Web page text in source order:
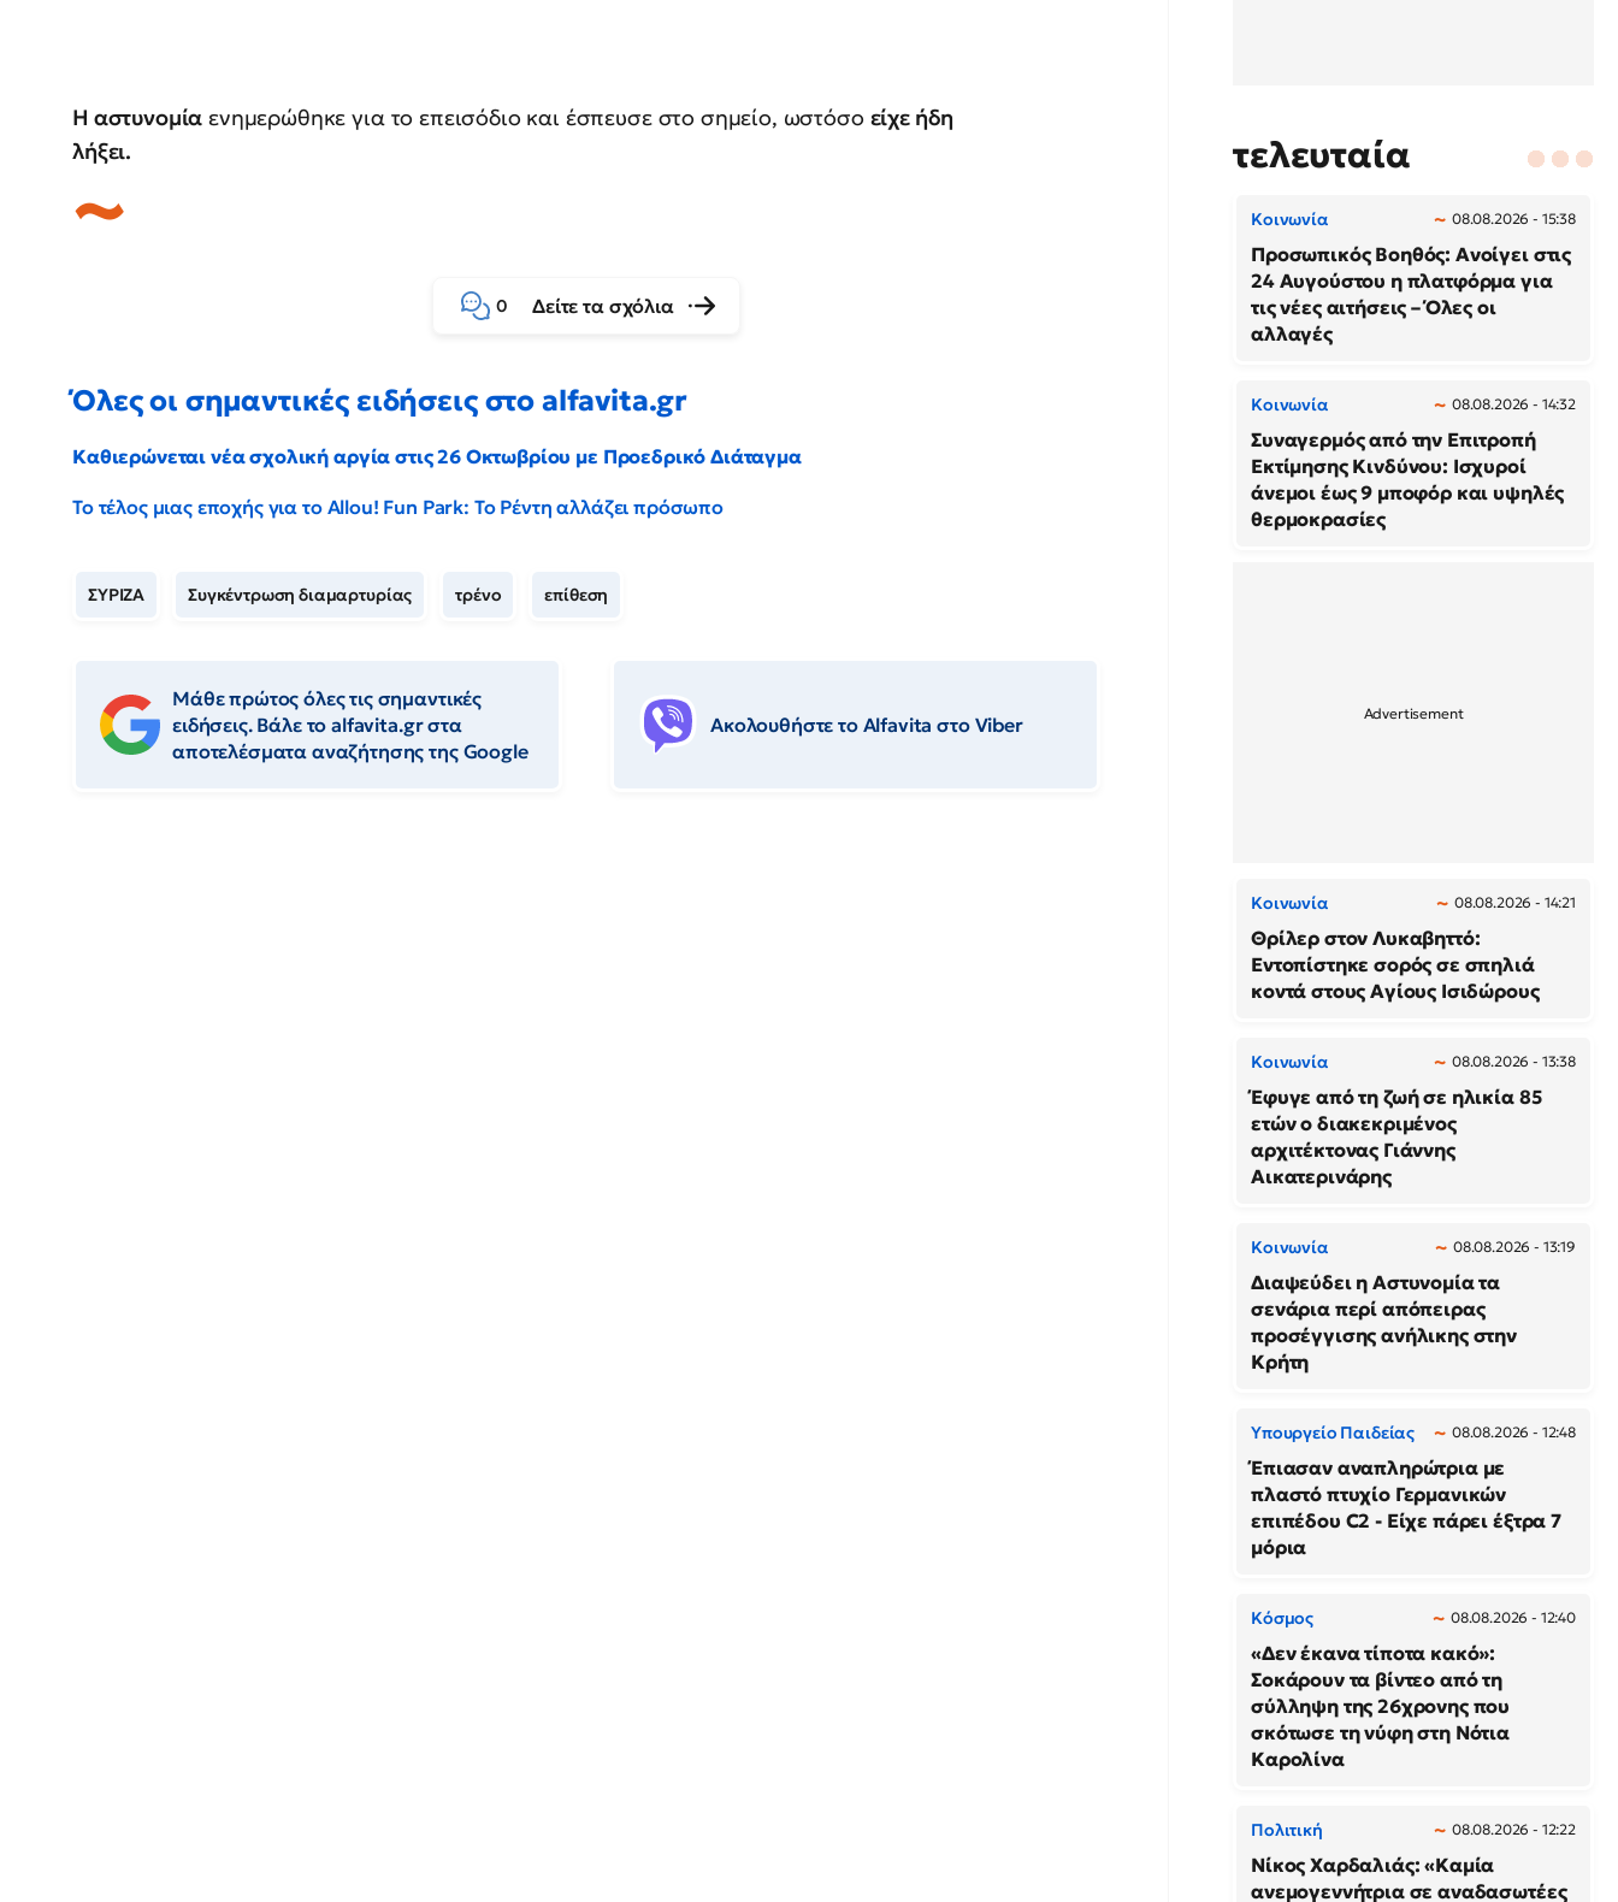
Η αστυνομία ενημερώθηκε για το επεισόδιο και έσπευσε στο σημείο, ωστόσο είχε ήδη
λήξει.
0 Δείτε τα σχόλια
Όλες οι σημαντικές ειδήσεις στο alfavita.gr
Καθιερώνεται νέα σχολική αργία στις 26 Οκτωβρίου με Προεδρικό Διάταγμα
Το τέλος μιας εποχής για το Allou! Fun Park: Το Ρέντη αλλάζει πρόσωπο
ΣΥΡΙΖΑ Συγκέντρωση διαμαρτυρίας τρένο επίθεση
Μάθε πρώτος όλες τις σημαντικές
ειδήσεις. Βάλε το alfavita.gr στα
αποτελέσματα αναζήτησης της Google
Ακολουθήστε το Αlfavita στο Viber
τελευταία
Κοινωνία 08.08.2026 - 15:38
Προσωπικός Βοηθός: Ανοίγει στις
24 Αυγούστου η πλατφόρμα για
τις νέες αιτήσεις – Όλες οι
αλλαγές
Κοινωνία 08.08.2026 - 14:32
Συναγερμός από την Επιτροπή
Εκτίμησης Κινδύνου: Ισχυροί
άνεμοι έως 9 μποφόρ και υψηλές
θερμοκρασίες
Κοινωνία 08.08.2026 - 14:21
Θρίλερ στον Λυκαβηττό:
Εντοπίστηκε σορός σε σπηλιά
κοντά στους Αγίους Ισιδώρους
Κοινωνία 08.08.2026 - 13:38
Έφυγε από τη ζωή σε ηλικία 85
ετών ο διακεκριμένος
αρχιτέκτονας Γιάννης
Αικατερινάρης
Κοινωνία 08.08.2026 - 13:19
Διαψεύδει η Αστυνομία τα
σενάρια περί απόπειρας
προσέγγισης ανήλικης στην
Κρήτη
Υπουργείο Παιδείας 08.08.2026 - 12:48
Έπιασαν αναπληρώτρια με
πλαστό πτυχίο Γερμανικών
επιπέδου C2 - Είχε πάρει έξτρα 7
μόρια
Κόσμος 08.08.2026 - 12:40
«Δεν έκανα τίποτα κακό»:
Σοκάρουν τα βίντεο από τη
σύλληψη της 26χρονης που
σκότωσε τη νύφη στη Νότια
Καρολίνα
Πολιτική 08.08.2026 - 12:22
Νίκος Χαρδαλιάς: «Καμία
ανεμογεννήτρια σε αναδασωτέες